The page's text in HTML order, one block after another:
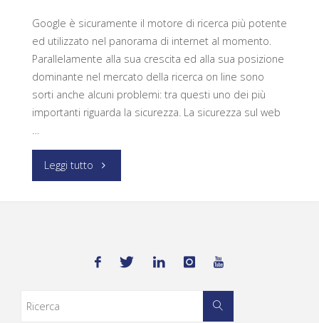
Google è sicuramente il motore di ricerca più potente
ed utilizzato nel panorama di internet al momento.
Parallelamente alla sua crescita ed alla sua posizione
dominante nel mercato della ricerca on line sono
sorti anche alcuni problemi: tra questi uno dei più
importanti riguarda la sicurezza. La sicurezza sul web
…
Leggi tutto